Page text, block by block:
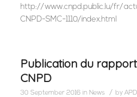
http://www.cnpd.public.lu/fr/
CNPD-SMC-1110/index.html
Publication du
CNPD
30 September 2016 in News / by